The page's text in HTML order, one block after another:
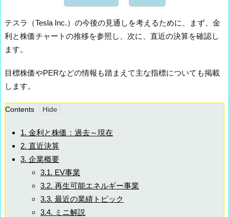
テスラ（Tesla Inc.）の今後の見通しを考えるために、まず、金
利と株価チャートの推移を参照し、次に、直近の決算を確認し
ます。
目標株価やPERなどの情報も踏まえて主な指標についても掲載
します。
Contents
1. 金利と株価：過去～現在
2. 直近決算
3. 企業概要
3.1. EV事業
3.2. 再生可能エネルギー事業
3.3. 最近の業績トピック
3.4. ミニ解説